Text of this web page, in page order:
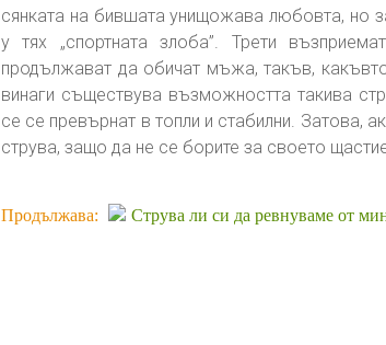
сянката на бившата унищожава любовта, но
у тях „спортната злоба”. Трети
продължават да обичат мъжа, такъв,
винаги съществува възможността такива
се се превърнат в топли и стабилни. Затова,
струва, защо да не се борите за своето
Продължава: Струва ли си да ревнуваме от